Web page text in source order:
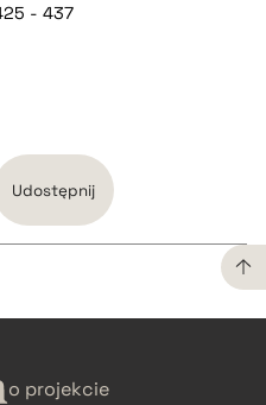
- 437
Udostępnij
o projekcie